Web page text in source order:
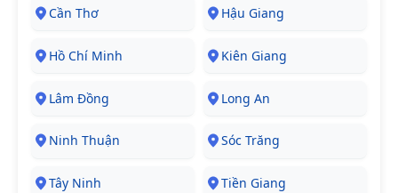
Cần Thơ Hậu Giang
Hồ Chí Minh Kiên Giang
Lâm Đồng Long An
Ninh Thuận Sóc Trăng
Tây Ninh Tiền Giang